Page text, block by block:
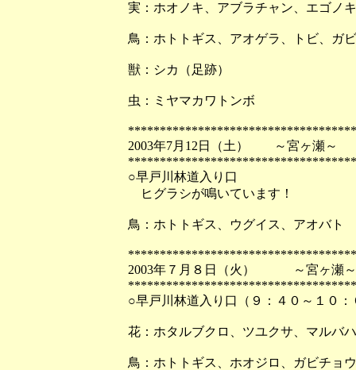
実：ホオノキ、アブラチャン、エゴノ
鳥：ホトトギス、アオゲラ、トビ、ガ
獣：シカ（足跡）
虫：ミヤマカワトンボ
2003年7月12日（土） ～宮ヶ瀬～
○早戸川林道入り口
ヒグラシが鳴いています！
鳥：ホトトギス、ウグイス、アオバト
2003年７月８日（火） ～宮ヶ瀬～
○早戸川林道入り口（９：４０～１０：
花：ホタルブクロ、ツユクサ、マルバ
鳥：ホトトギス、ホオジロ、ガビチョ